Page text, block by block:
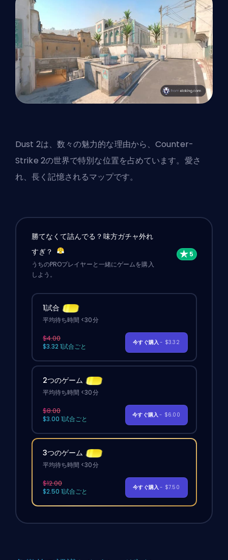
Dust 2は、数々の魅力的な理由から、Counter-
Strike 2の世界で特別な位置を占めています。愛さ
れ、長く記憶されるマップです。
勝てなくて詰んでる？味方ガチャ外れ
すぎ？
うちのPROプレイヤーと一緒にゲームを購入
しよう。
1試合
平均待ち時間 <30分
$4.00
$3.32 1試合ごと
今すぐ購入- $3.32
2つのゲーム
平均待ち時間 <30分
$8.00
$3.00 1試合ごと
今すぐ購入- $6.00
3つのゲーム
平均待ち時間 <30分
$12.00
$2.50 1試合ごと
今すぐ購入- $7.50